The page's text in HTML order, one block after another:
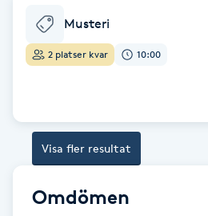
Hårbottenbehandling
Hårvård
Musteri
2 platser kvar 10:00
Visa fler resultat
Omdömen